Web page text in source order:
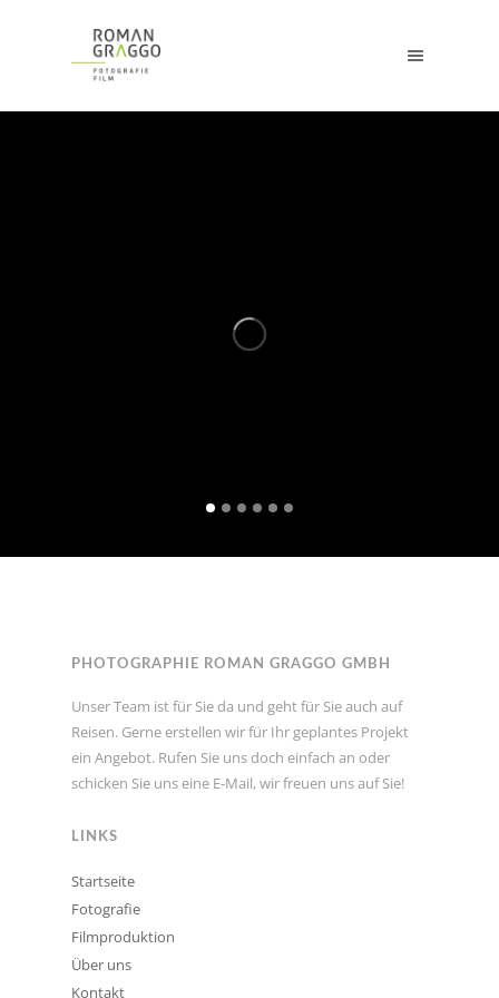
PHOTOGRAPHIE ROMAN GRAGGO GMBH
Unser Team ist für Sie da und geht für Sie auch auf
Reisen. Gerne erstellen wir für Ihr geplantes Projekt
ein Angebot. Rufen Sie uns doch einfach an oder
schicken Sie uns eine E-Mail, wir freuen uns auf Sie!
LINKS
Startseite
Fotografie
Filmproduktion
Über uns
Kontakt